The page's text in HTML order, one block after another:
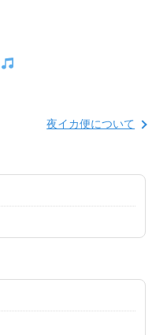
夜イカ便について